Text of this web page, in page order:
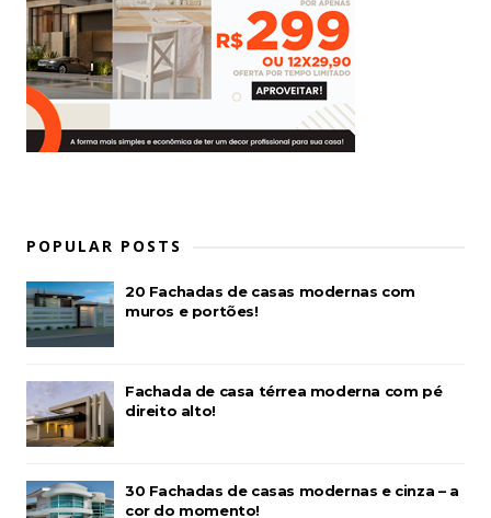
POPULAR POSTS
20 Fachadas de casas modernas com
muros e portões!
Fachada de casa térrea moderna com pé
direito alto!
30 Fachadas de casas modernas e cinza – a
cor do momento!